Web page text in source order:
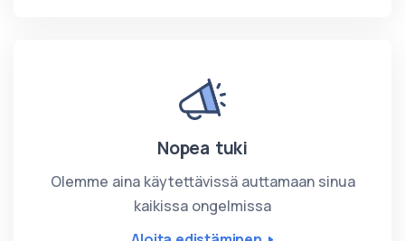
Nopea tuki
Olemme aina käytettävissä auttamaan sinua
kaikissa ongelmissa